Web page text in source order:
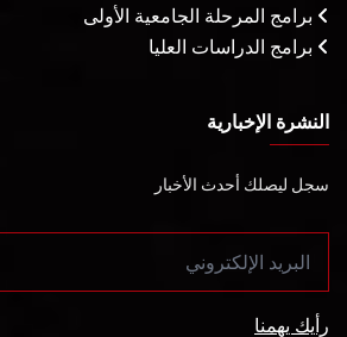
برامج المرحلة الجامعية الأولى
برامج الدراسات العليا
النشرة الإخبارية
سجل ليصلك أحدث الأخبار
رأيك يهمنا